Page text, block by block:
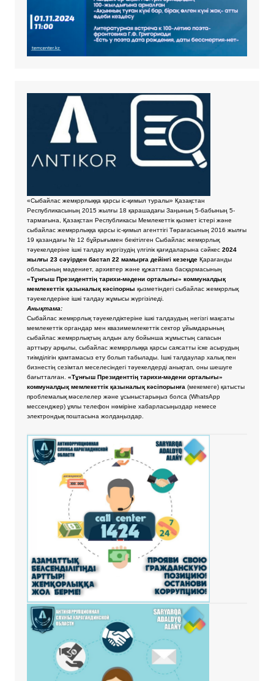
«Сыбайлас жемқорлыққа қарсы іс-қимыл туралы» Қазақстан
Республикасының 2015 жылғы 18 қарашадағы Заңының 5-бабының 5-
тармағына, Қазақстан Республикасы Мемлекеттік қызмет істері және
сыбайлас жемқорлыққа қарсы іс-қимыл агенттігі Төрағасының 2016 жылғы
19 қазандағы № 12 бұйрығымен бекітілген Сыбайлас жемқорлық
тәуекелдеріне ішкі талдау жүргізудің үлгілік қағидаларына сәйкес2024
жылғы 23 сәуірден бастап 22 мамырға дейінгі кезеңде Қарағанды
облысының мәдениет, архивтер және құжаттама басқармасының
«Тұнғыш Президенттің тарихи-мәдени орталығы» коммуналдық
мемлекеттік қазыналық кәсіпорны қызметіндегі сыбайлас жемқорлық
тәуекелдеріне ішкі талдау жұмысы жүргізіледі.
Анықтама:
Сыбайлас жемқорлық тәуекелдіктеріне ішкі талдаудың негізгі мақсаты
мемлекеттік органдар мен квазимемлекеттік сектор ұйымдарының
сыбайлас жемқорлықтың алдын алу бойынша жұмыстың сапасын
арттыру арқылы, сыбайлас жемқорлыққа қарсы саясатты іске асырудың
тиімділігін қамтамасыз ету болып табылады. Ішкі талдаулар халық пен
бизнестің сезімтал меселесіндегі тәуекелдерді анықтап, оны шешуге
бағытталған. «Тұнғыш Президенттің тарихи-мәдени орталығы»
коммуналдық мемлекеттік қазыналық кәсіпорынға(мекемеге) қатысты
проблемалық мәселелер және ұсыныстарыңыз болса (WhatsApp
мессенджер) ұялы телефон нөміріне хабарласыңыздар немесе
электрондық поштасына жолдаңыздар.